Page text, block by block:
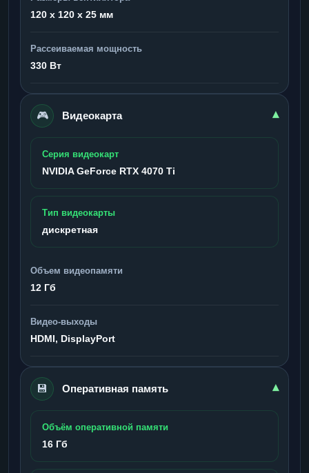
120 x 120 x 25 мм
Рассеиваемая мощность
330 Вт
🎮 Видеокарта ▾
Серия видеокарт
NVIDIA GeForce RTX 4070 Ti
Тип видеокарты
дискретная
Объем видеопамяти
12 Гб
Видео-выходы
HDMI, DisplayPort
💾 Оперативная память ▾
Объём оперативной памяти
16 Гб